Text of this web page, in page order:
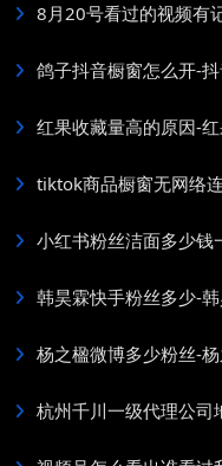
8月20号看过的视频有
鸽子抖音橱窗怎么开-
红果收藏量高的原因-
tiktok商品橱窗无网络
小红书粉丝洁面多少钱
韩昊霖快手粉丝多少-
杨之楹微博多少粉丝-
杭州千川一级代理公司